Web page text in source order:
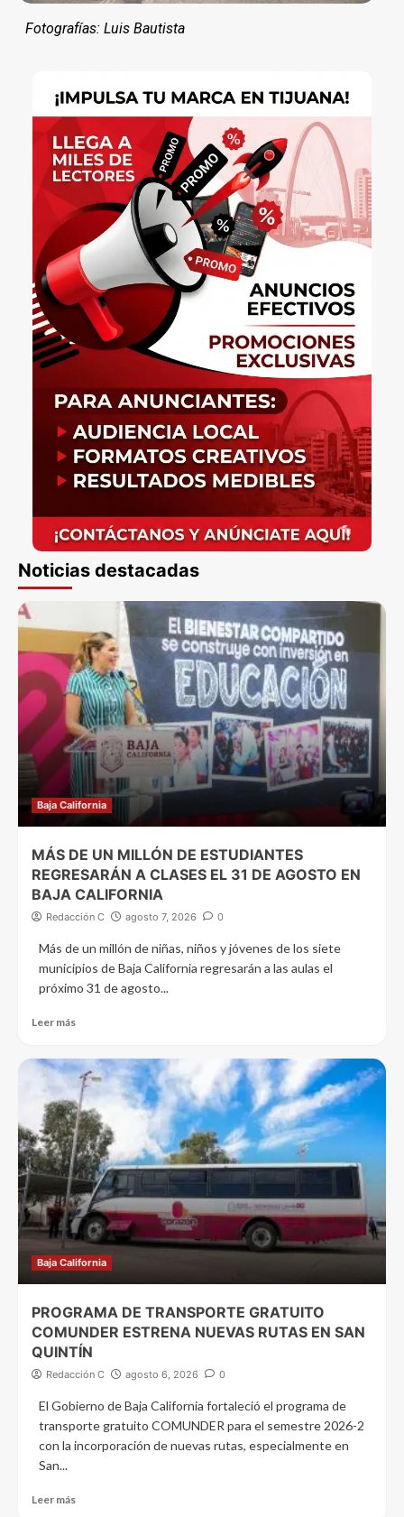
Fotografías: Luis Bautista
Noticias destacadas
Baja California
MÁS DE UN MILLÓN DE ESTUDIANTES
REGRESARÁN A CLASES EL 31 DE AGOSTO EN
BAJA CALIFORNIA
Redacción C agosto 7, 2026 0
Más de un millón de niñas, niños y jóvenes de los siete
municipios de Baja California regresarán a las aulas el
próximo 31 de agosto...
Leer más
Baja California
PROGRAMA DE TRANSPORTE GRATUITO
COMUNDER ESTRENA NUEVAS RUTAS EN SAN
QUINTÍN
Redacción C agosto 6, 2026 0
El Gobierno de Baja California fortaleció el programa de
transporte gratuito COMUNDER para el semestre 2026-2
con la incorporación de nuevas rutas, especialmente en
San...
Leer más